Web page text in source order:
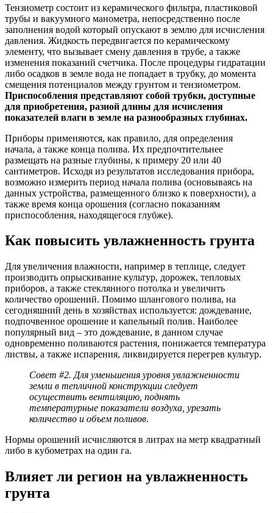
Тензиометр состоит из керамического фильтра, пластиковой
трубы и вакуумного манометра, непосредственно после
заполнения водой который опускают в землю для исчисления
давления. Жидкость передвигается по керамическому
элементу, что вызывает смену давления в трубе, а также
изменения показаний счетчика. После процедуры гидратации
либо осадков в земле вода не попадает в трубку, до момента
смещения потенциалов между грунтом и тензиометром.
Приспособления представляют собой трубки, доступные
для приобретения, разной длины для исчисления
показателей влаги в земле на разнообразных глубинах.
Приборы применяются, как правило, для определения
начала, а также конца полива. Их предпочтительнее
размещать на разные глубины, к примеру 20 или 40
сантиметров. Исходя из результатов исследования прибора,
возможно измерить период начала полива (основываясь на
данных устройства, размещенного близко к поверхности), а
также время конца орошения (согласно показаниям
приспособления, находящегося глубже).
Как повысить увлажненность грунта
Для увеличения влажности, например в теплице, следует
производить опрыскивание культур, дорожек, тепловых
приборов, а также стеклянного потолка и увеличить
количество орошений. Помимо шлангового полива, на
сегодняшний день в хозяйствах используется: дождевание,
подпочвенное орошение и капельный полив. Наиболее
популярный вид – это дождевание, в данном случае
одновременно поливаются растения, понижается температура
листвы, а также испарения, ликвидируется перегрев культур.
Совет #2. Для уменьшения уровня увлажненности
земли в тепличной конструкции следует
осуществить вентиляцию, поднять
температурные показатели воздуха, урезать
количество и объем поливов.
Нормы орошений исчисляются в литрах на метр квадратный
либо в кубометрах на один га.
Влияет ли регион на увлажненность
грунта